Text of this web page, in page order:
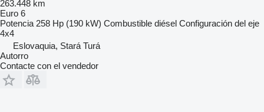
263.448 km
Euro 6
Potencia 258 Hp (190 kW) Combustible diésel Configuración del eje
4x4
Eslovaquia, Stará Turá
Autorro
Contacte con el vendedor